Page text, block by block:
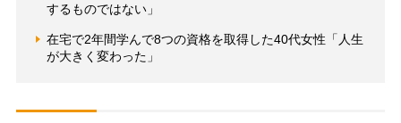
するものではない」
在宅で2年間学んで8つの資格を取得した40代女性「人生
が大きく変わった」